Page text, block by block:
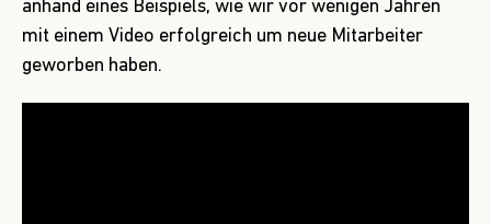
anhand eines Beispiels, wie wir vor wenigen Jahren
mit einem Video erfolgreich um neue Mitarbeiter
geworben haben.